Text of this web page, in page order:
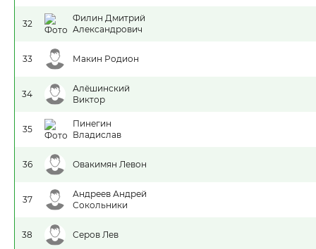
32
Филин Дмитрий
Александрович
33 Макин Родион
34
Алёшинский
Виктор
35
Пинегин
Владислав
36 Овакимян Левон
37
Андреев Андрей
Сокольники
38 Серов Лев